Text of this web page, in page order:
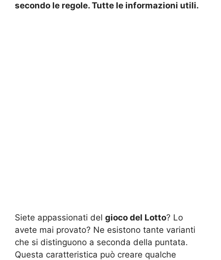
secondo le regole. Tutte le informazioni utili.
Siete appassionati del gioco del Lotto? Lo
avete mai provato? Ne esistono tante varianti
che si distinguono a seconda della puntata.
Questa caratteristica può creare qualche